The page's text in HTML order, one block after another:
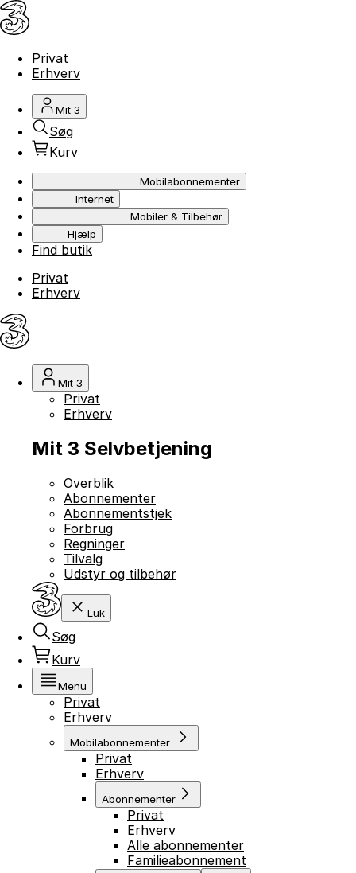
Privat
Erhverv
Mit 3
Søg
Kurv
Mobilabonnementer
Internet
Mobiler & Tilbehør
Hjælp
Find butik
Privat
Erhverv
Mit 3
Privat
Erhverv
Mit 3 Selvbetjening
Overblik
Abonnementer
Abonnementstjek
Forbrug
Regninger
Tilvalg
Udstyr og tilbehør
Luk
Søg
Kurv
Menu
Privat
Erhverv
Mobilabonnementer
Privat
Erhverv
Abonnementer
Privat
Erhverv
Alle abonnementer
Familieabonnement